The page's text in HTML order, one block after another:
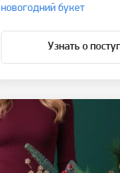
новогодний букет
Узнать о